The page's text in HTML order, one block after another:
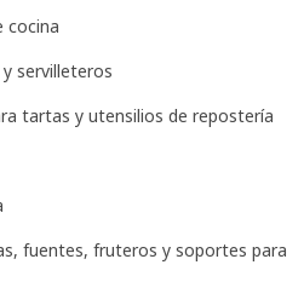
cocina
servilleteros
tartas y utensilios de repostería
fuentes, fruteros y soportes para